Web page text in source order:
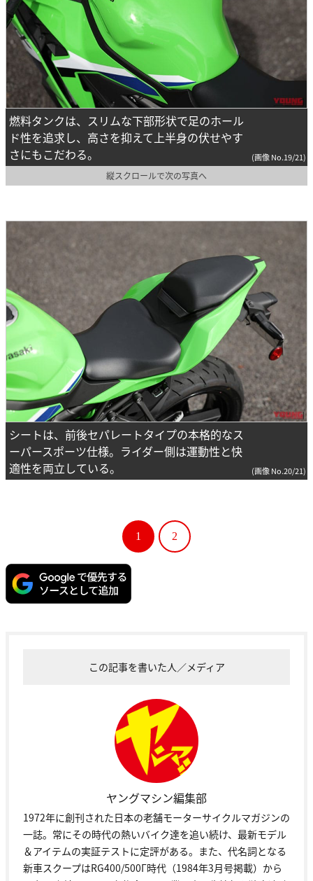
燃料タンクは、スリムな下部形状で足のホール
ド性を追求し、高さを抑えて上半身の伏せやす
さにもこだわる。
(画像 No.19/21)
縦スクロールで次の写真へ
シートは、前後セパレートタイプの本格的なス
ーパースポーツ仕様。ライダー側は運動性と快
適性を両立している。
(画像 No.20/21)
1 2
この記事を書いた人／メディア
ヤングマシン編集部
1972年に創刊された日本の老舗モーターサイクルマガジンの
一誌。常にその時代の熱いバイク達を追い続け、最新モデル
＆アイテムの実証テストに定評がある。また、代名詞となる
新車スクープはRG400/500Γ時代（1984年3月号掲載）から